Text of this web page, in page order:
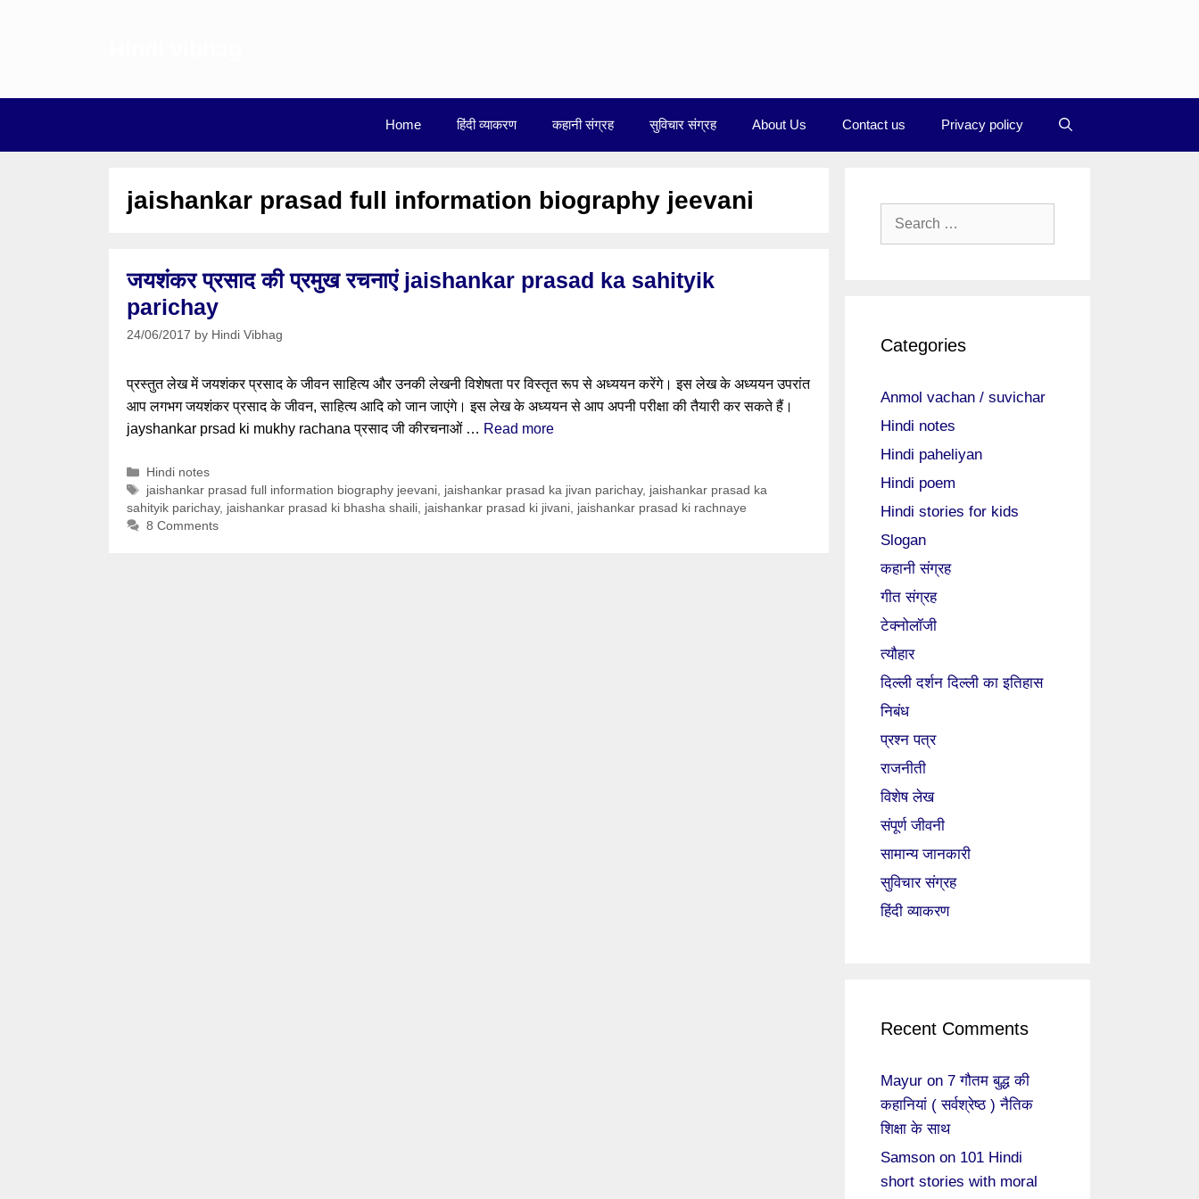
Home हिंदी व्याकरण कहानी संग्रह सुविचार संग्रह About Us Contact us Privacy policy
jaishankar prasad full information biography jeevani
जयशंकर प्रसाद की प्रमुख रचनाएं jaishankar prasad ka sahityik
parichay
24/06/2017 by Hindi Vibhag
प्रस्तुत लेख में जयशंकर प्रसाद के जीवन साहित्य और उनकी लेखनी विशेषता पर विस्तृत रूप से अध्ययन करेंगे। इस लेख के अध्ययन उपरांत
आप लगभग जयशंकर प्रसाद के जीवन, साहित्य आदि को जान जाएंगे। इस लेख के अध्ययन से आप अपनी परीक्षा की तैयारी कर सकते हैं।
jayshankar prsad ki mukhy rachana प्रसाद जी कीरचनाओं … Read more
Categories
Hindi notes
Tags
jaishankar prasad full information biography jeevani, jaishankar prasad ka jivan parichay, jaishankar prasad ka
sahityik parichay, jaishankar prasad ki bhasha shaili jaishankar prasad ki jivani jaishankar prasad ki rachnaye
8 Comments
Search
Categories
Anmol vachan / suvichar
Hindi notes
Hindi paheliyan
Hindi poem
Hindi stories for kids
Slogan
कहानी संग्रह
गीत संग्रह
टेक्नोलॉजी
त्यौहार
दिल्ली दर्शन दिल्ली का इतिहास
निबंध
प्रश्न पत्र
राजनीती
विशेष लेख
संपूर्ण जीवनी
सामान्य जानकारी
सुविचार संग्रह
हिंदी व्याकरण
Recent Comments
Mayur on 7 गौतम बुद्ध की
कहानियां ( सर्वश्रेष्ठ ) नैतिक
शिक्षा के साथ
Samson on 101 Hindi
short stories with moral